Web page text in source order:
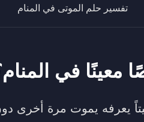
تفسير حلم الموتى في المنام
معينًا في
يعرفه يموت مرة أخرى